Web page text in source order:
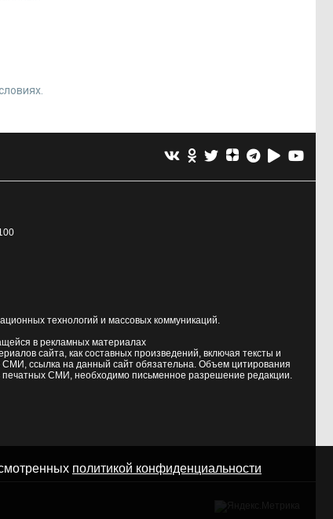
технологий и массовых коммуникаций.
в рекламных материалах
сайта, как составных произведений, включая тексты и
ссылка на данный сайт обязательна. Объем цитирования
СМИ, необходимо письменное разрешение редакции.
политикой конфиденциальности